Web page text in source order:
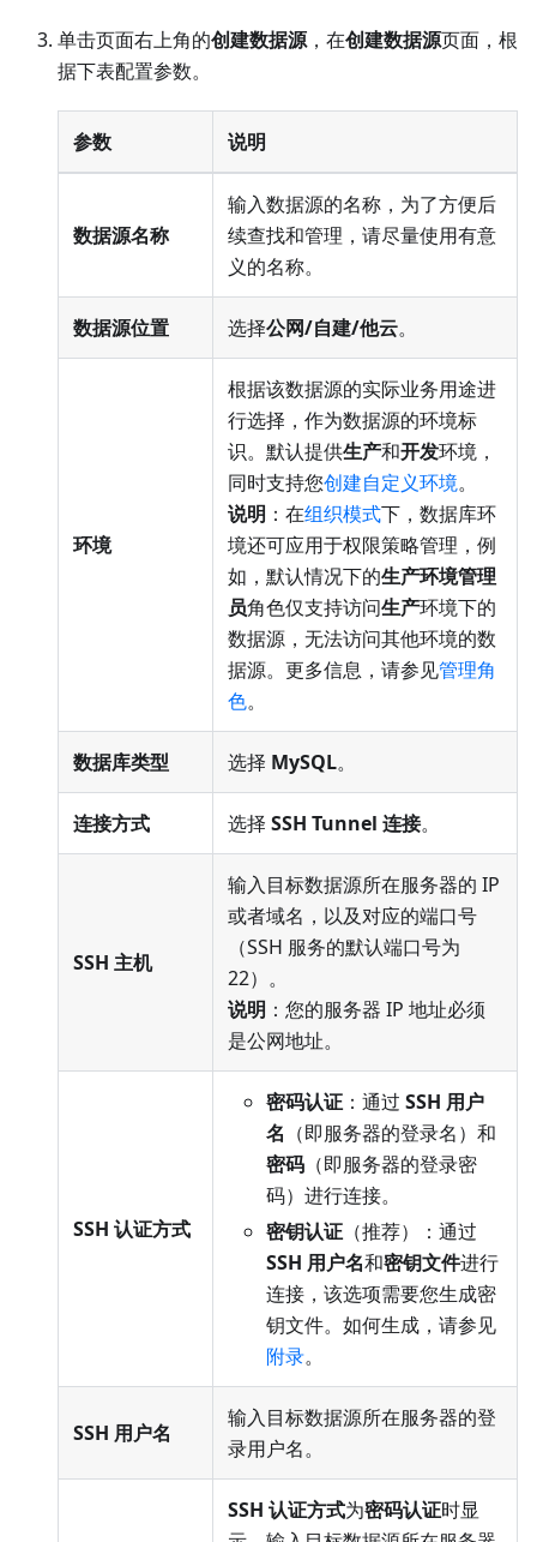
单击页面右上角的创建数据源，在创建数据源页面，根
据下表配置参数。
参数 说明
数据源名称
输入数据源的名称，为了方便后
续查找和管理，请尽量使用有意
义的名称。
数据源位置 选择公网/自建/他云。
环境
根据该数据源的实际业务用途进
行选择，作为数据源的环境标
识。默认提供生产和开发环境，
同时支持您创建自定义环境。
说明 ：在组织模式下，数据库环
境还可应用于权限策略管理，例
如，默认情况下的生产环境管理
员角色仅支持访问生产环境下的
数据源，无法访问其他环境的数
据源。更多信息，请参见管理角
色。
数据库类型 选择 MySQL。
连接方式 选择 SSH Tunnel 连接。
SSH 主机
输入目标数据源所在服务器的 IP
或者域名，以及对应的端口号
（SSH 服务的默认端口号为
22）。
说明 ：您的服务器 IP 地址必须
是公网地址。
SSH 认证方式
密码认证 ：通过 SSH 用户
名 （即服务器的登录名）和
密码 （即服务器的登录密
码）进行连接。
密钥认证 （推荐）：通过
SSH 用户名和密钥文件进行
连接，该选项需要您生成密
钥文件。如何生成，请参见
附录。
SSH 用户名
输入目标数据源所在服务器的登
录用户名。
SSH 认证方式为密码认证时显